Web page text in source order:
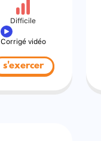
Difficile
Corrigé vidéo
s'exercer